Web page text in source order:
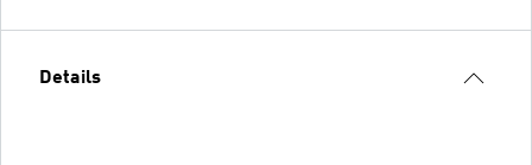
Details